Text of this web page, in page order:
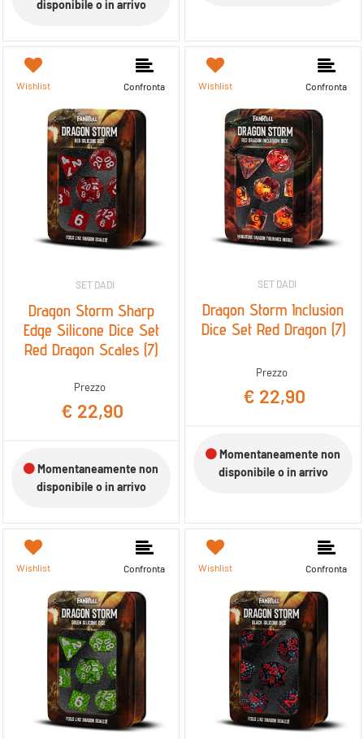
disponibile o in arrivo
Wishlist Confronta
SET DADI
Dragon Storm Sharp
Edge Silicone Dice Set
Red Dragon Scales (7)
Prezzo
€ 22,90
Momentaneamente non
disponibile o in arrivo
Wishlist Confronta
SET DADI
Dragon Storm Inclusion
Dice Set Red Dragon (7)
Prezzo
€ 22,90
Momentaneamente non
disponibile o in arrivo
Wishlist Confronta Wishlist Confronta